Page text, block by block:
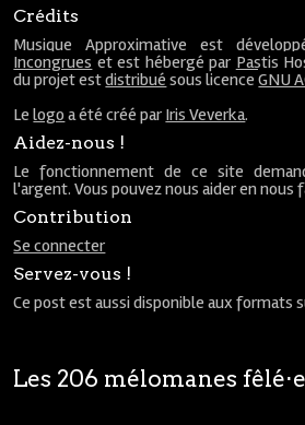
Crédits
Musique Approximative est
Incongrues et est hébergé par Pastis
du projet estdistribué sous licenceGNU
Lelogo a été créé par Iris Veverka.
Aidez-nous !
Le fonctionnement de ce site
l'argent. Vous pouvez nous aider en nous
Contribution
Se connecter
Servez-vous !
Ce post est aussi disponible aux formats
Les 206 mélomanes